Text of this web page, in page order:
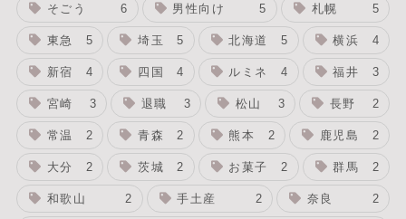
そごう 6 男性向け 5 札幌 5
東急 5 埼玉 5 北海道 5 横浜 4
新宿 4 四国 4 ルミネ 4 福井 3
宮崎 3 退職 3 松山 3 長野 2
常温 2 青森 2 熊本 2 鹿児島 2
大分 2 茨城 2 お菓子 2 群馬 2
和歌山 2 手土産 2 奈良 2